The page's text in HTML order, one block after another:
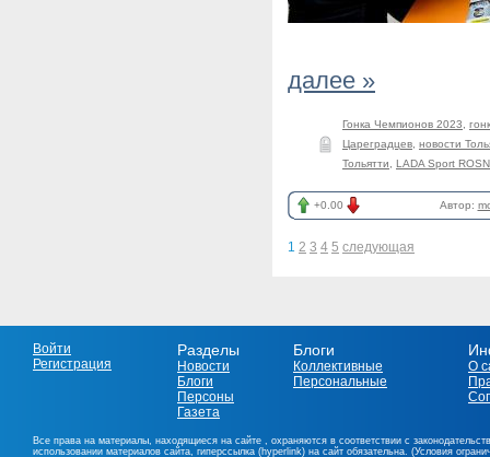
далее »
Гонка Чемпионов 2023
Цареградцев новости
Тольятти
LADA Sport
+0.00 Автор:
1 2 3 4 5 следующая
Войти
Регистрация
Разделы
Новости
Блоги
Персоны
Газета
Блоги
Коллективные
Персональные
О
Все права на материалы, находящиеся на сайте , охраняются в соответствии с
использовании материалов сайта, гиперссылка (hyperlink) на сайт обязательна. (Условия